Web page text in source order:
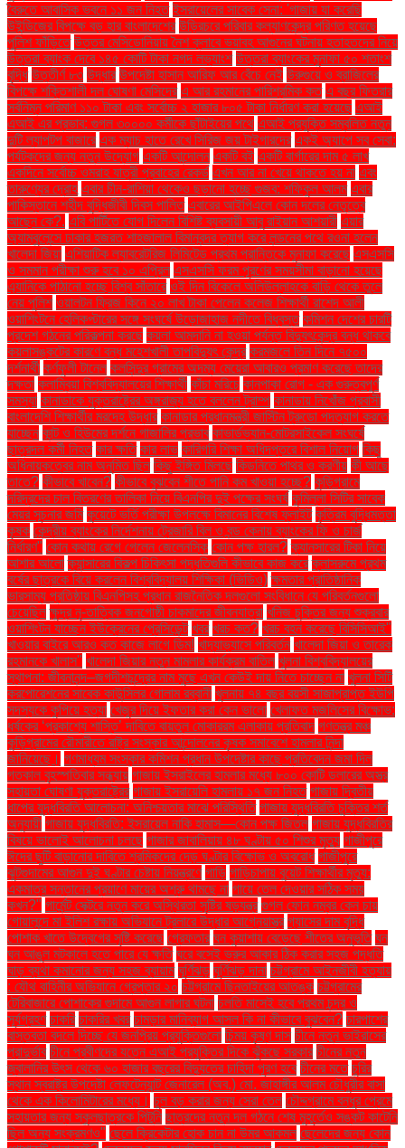
বৈরুতে আবাসিক ভবনে ১১ জন নিহত ইসরায়েলের সাবেক সেনা: 'গাজায় যা করেছি
উইন্ডিজের বিপক্ষে বড় হার বাংলাদেশের উড়িরচরে পরিবার কল্যাণকেন্দ্র পরিণত হয়েছে
পুলিশ ফাঁড়িতে উত্তর মেসিডোনিয়ায় নৈশ ক্লাবে ভয়াবহ আগুনের ঘটনায় হতাহতদের নিয়ে
উত্তরা ব্যাংক দেবে ১৪৫ কোটি টাকা নগদ লভ্যাংশ উত্তরা ব্যাংকের মুনাফা ৫০ শতাংশ
বৃদ্ধি উত্তীর্ণ ৮৩ উদ্ধার উপদেষ্টা হাসান আরিফ আর বেঁচে নেই উরুগুয়ে ও ব্রাজিলের
বিপক্ষে শক্তিশালী দল ঘোষণা মেসিদের এ আর রহমানের পারিশ্রমিক কত এ বছর ফিতরার
সর্বনিম্ন পরিমাণ ১১০ টাকা এবং সর্বোচ্চ ২ হাজার ৮০৫ টাকা নির্ধারণ করা হয়েছে এআই
এআই এর প্রভাব: গুগল ৩০০০০ কর্মীকে ছাঁটাইয়ের পথে এআই প্রযুক্তি সম্বলিত নতুন
দুটি ল্যাপটপ বাজারে এক ম্যাচ হাতে রেখে সিরিজ জয় টাইগারদের একই অ্যাপে সব সেবা:
পর্যটকদের জন্য নতুন উদ্যোগ একটি আন্দোলন একটি বই একটি বার্গারের দাম ৫ লাখ
একদিনে সর্বোচ্চ ওমরাহ যাত্রী প্রবাহের রেকর্ড এখন আর না খেয়ে থাকতে হয় না এবং
তারুণ্যের দ্রোহ এবার চীন-রাশিয়া থেকেও ছড়ানো হচ্ছে গুজব: শফিকুল আলম এবার
পাকিস্তানে শহীদ বুদ্ধিজীবী দিবস পালিত এবারের আইপিএলে কোন দলের নেতৃত্বে
আছেন কে?. এবি পার্টিতে যোগ দিলেন বিশিষ্ট ব্যবসায়ী আবু রাইয়ান আশয়ারী এয়ার
অ্যাম্বুলেন্সে ঢাকার হজরত শাহজালাল বিমানবন্দর ত্যাগ করে লন্ডনের পথে রওনা হলেন
খালেদা জিয়া এশিয়াটিক ল্যাবরেটরিজ লিমিটেড প্রথম প্রান্তিকে মুনাফা করেছে এসএসসি
ও সমমান পরীক্ষা শুরু হবে ১০ এপ্রিল এসএসসি ফরম পূরণের সময়সীমা বাড়ানো হয়েছে
এ্যানিকে পাঠানো হচ্ছে বিশ্ব সাঁতারে ওই দিন বিকেলে অলিউল্লাহকে বাড়ি থেকে তুলে
নেয় পুলিশ ওয়ালটন ফ্রিজ কিনে ২০ লাখ টাকা পেলেন কলেজ শিক্ষার্থী রাশেদ আলী
ওয়াশিংটনে হেলিকপ্টারের সঙ্গে সংঘর্ষে উড়োজাহাজ নদীতে বিধ্বস্ত কমিশন দেশের চারটি
প্রদেশ গঠনের পরিকল্পনা করছে কয়লা আমদানি না হওয়া পর্যন্ত বিদ্যুৎকেন্দ্র বন্ধ থাকবে
কয়লাসঙ্কটের কারণে বন্ধ মহেশখালী তাপবিদ্যুৎ কেন্দ্র করমজলে তিন দিনে ৭৫০০
দর্শনার্থী কর্ণফুলী টানেল কলসিন্দুর গ্রামের অদম্য মেয়েরা আবারও প্রমাণ করেছে তাদের
দক্ষতা কলাম্বিয়া বিশ্ববিদ্যালয়ের শিক্ষার্থী কাঁচা মরিচে কানপাকা রোগ - এক গুরুত্বপুর্ণ
সমস্যা কানাডাকে যুক্তরাষ্ট্রের অঙ্গরাজ্য হতে বললেন ট্রাম্প কানাডায় নিখোঁজ প্রবাসী
বাংলাদেশি শিক্ষার্থীর মরদেহ উদ্ধার কানাডার প্রধানমন্ত্রী জাস্টিন ট্রুডো পদত্যাগ করতে
যাচ্ছেন কান্ট ও হিউমের দর্শনে গাজালির প্রভাব কাভার্ডভ্যান-মোটরসাইকেল সংঘর্ষে
ছাত্রদল কর্মী নিহত কার ক্ষতি কার লাভ কারিগরি শিক্ষা অধিদপ্তরে বিশাল নিয়োগ কিছু
অধিনায়কত্বের নাম অনুমিত ছিল কিছু ইঙ্গিত মিলছে কিডনিতে পাথর ও করণীয় কী আছে
তাতে? কীভাবে খাবেন? কীভাবে বুঝবেন শীতে পানি কম খাওয়া হচ্ছে? কুড়িগ্রামে
দরিদ্রদের চাল বিতরণের তালিকা নিয়ে বিএনপির দুই পক্ষের সংঘর্ষ কুমিল্লা সিটির সাবেক
মেয়র সূচনার জমি কুয়েটে ভর্তি পরীক্ষা উপলক্ষে বিমানের বিশেষ ফ্লাইট কৃত্রিম বুদ্ধিমত্তা
কৃষক কেন্দ্রীয় ব্যাংকের নির্দেশনায় ট্রেজারি বিল ও বন্ড কেনায় ব্যাংকের ফি ও চার্জ
নির্ধারণ" কোন কথায় রেগে গেলেন জেলেনস্কি কোন পক্ষ হারল? ক্যানসারের টিকা নিয়ে
আশার আলো ক্যান্সারের বিকল্প চিকিৎসা পদ্ধতিগুলি কীভাবে কাজ করে ক্লাসরুমে প্রথম
বর্ষের ছাত্রকে বিয়ে করলেন বিশ্ববিদ্যালয় শিক্ষিকা (ভিডিও) ক্ষমতার প্রাতিষ্ঠানিক
ভারসাম্য প্রতিষ্ঠায় বিএনপিসহ প্রধান রাজনৈতিক দলগুলো সংবিধানে যে পরিবর্তনগুলো
চেয়েছিল ক্ষুদ্র নৃ-তাত্বিক জনগোষ্ঠী চাকমাদের জীবনযাত্রা খনিজ চুক্তির জন্য শুক্রবার
ওয়াশিংটন যাচ্ছেন ইউক্রেনের প্রেসিডেন্ট খবর খরচ কত? খরচ বহন করেছে বিসিসিআই"
খাওয়ার বাইরে আরও কত কাজে লাগে ডিম! খাদ্যাভ্যাসে পরিবর্তন খালেদা জিয়া ও তারেক
রহমানকে খালাস'' খালেদা জিয়ার নতুন মামলার কার্যক্রম বাতিল খুলনা বিশ্ববিদ্যালয়ের
স্থাপনা: জীবনানন্দ–জগদীশচন্দ্রের নাম মুছে এখন কেউই দায় নিতে চাচ্ছেন না খুলনা সিটি
করপোরেশনের সাবেক কাউন্সিলর গোলাম রব্বানী খুলনায় ৭৪ বছর বয়সী সাজাপ্রাপ্ত ইউপি
সদস্যকে কুপিয়ে হত্যা খেজুর দিয়ে ইফতার করা কেন ভালো খেলাফত মজলিসের বিক্ষোভ:
ধর্ষকের ‘প্রকাশ্যে শাস্তি’ দাবিতে বায়তুল মোকাররম এলাকায় প্রতিবাদ গণতন্ত্র মঞ্চ
কুড়িগ্রামের রৌমারীতে রাষ্ট্র সংস্কার আন্দোলনের কৃষক সমাবেশে হামলার নিন্দা
জানিয়েছে। গণমাধ্যম সংস্কার কমিশন প্রধান উপদেষ্টার কাছে প্রতিবেদন জমা দিল
গতকাল বৃহস্পতিবার সন্ধ্যায় গাজায় ইসরাইলের হামলার মধ্যে ৮০০ কোটি ডলারের অস্ত্র
সহায়তা ঘোষণা যুক্তরাষ্ট্রের গাজায় ইসরায়েলি হামলায় ১৭ জন নিহত গাজায় দ্বিতীয়
ধাপের যুদ্ধবিরতি আলোচনা: অনিশ্চয়তার মাঝে পরিস্থিতি গাজায় যুদ্ধবিরতি চুক্তির শর্ত
অনুযায়ী গাজায় যুদ্ধবিরতি: ইসরায়েল নাকি হামাস—কোন পক্ষ জিতল গাজায় যুদ্ধবিরতির
বিষয়ে ভালোই আলোচনা চলছে গাজার জাবালিয়ায় ৪৮ ঘণ্টায় ৫০ শিশুর মৃত্যু গাজীপুরে
ঈদের ছুটি বাড়ানোর দাবিতে শ্রমিকদের দেড় ঘণ্টার বিক্ষোভ ও অবরোধ গাজীপুরে
ঝুটগুদামের আগুন দুই ঘণ্টার চেষ্টায় নিয়ন্ত্রণে গাড়ি গাড়িচাপায় বুয়েট শিক্ষার্থীর মৃত্যু:
একমাত্র সন্তানের প্রয়াণে মায়ের অশ্রু থামছে না গায়ে তেল দেওয়ার সঠিক সময়
কখন?" গার্মেন্ট সেক্টরে নতুন করে অস্থিরতা সৃষ্টির ষড়যন্ত্র গুগল ফোন নম্বর কেন চায়
গোয়ালন্দে মা ইলিশ রক্ষায় অভিযানে ট্রলারে উদ্ধার আগ্নেয়াস্ত্র গ্যাসের দাম বৃদ্ধি
পোশাক খাতে উদ্বেগের সৃষ্টি করেছে গ্রেফতার ঘন কুয়াশায় বেড়েছে শীতের অনুভূতি ঘন
ঘন আঙুল মটকালে হতে পারে যে ক্ষতি ঘরে বসেই ভ্রুর আকার ঠিক করার সহজ পদ্ধতি
ঘাড় ব্যথা কমানোর জন্য সহজ ব্যায়াম ঘূর্ণিঝড় ঘূর্ণিঝড় দানা চট্টগ্রামে আইনজীবী হত্যায়
: যৌথ বাহিনীর অভিযানে গ্রেপ্তার ২০ চট্টগ্রামে ছিনতাইয়ের আতঙ্ক চট্টগ্রামের
টেরিবাজারে পোশাকের গুদামে আগুন লাগার ঘটনা চলতি মাসেই হবে প্রথম চন্দ্র ও
সূর্যগ্রহণ চাকরি চাকরির খবর চামড়ার মানিব্যাগ আসল কি না কীভাবে বুঝবেন? চারপাশের
বাস্তবতা বদলে দিচ্ছে যে জনপ্রিয় প্রযুক্তিগুলো চিন্ময় কৃষ্ণ দাস চীনে নতুন ভাইরাসের
প্রাদুর্ভাব চীনে প্রবীণদের যত্নে এআই প্রযুক্তির দিকে ঝুঁকছে সরকার চীনের নতুন
জ্বালানির উৎস থেকে ৬০ হাজার বছরের বিদ্যুতের চাহিদা পূরণ হবে চীনের মতে চুরির
স্থান স্বরাষ্ট্র উপদেষ্টা লেফটেন্যান্ট জেনারেল (অব.) মো. জাহাঙ্গীর আলম চৌধুরীর বাসা
থেকে এক কিলোমিটারের মধ্যে। চুল বড় করার জন্য সেরা তেল চৌদ্দগ্রামে বন্ধুর প্রেমে
সহায়তার জন্য স্কুলছাত্রকে পিটুনি ছাত্রদের নতুন দল গঠনে শেষ মুহূর্তেও সঙ্কট কাটেনি
ছিল অন্য সংক্রমণও" ছেলে ক্রিকেটার হোক চান না উমর আকমল ছেলেদের জন্য কোন